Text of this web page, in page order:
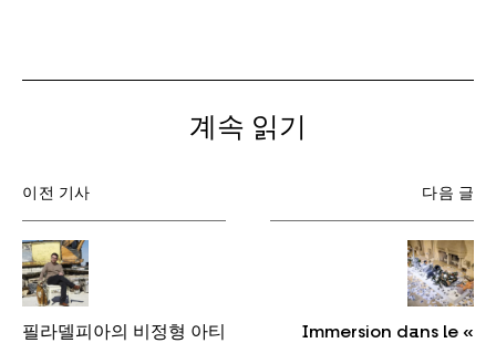
계속 읽기
이전 기사
필라델피아의 비정형 아티
다음 글
Immersion dans le «